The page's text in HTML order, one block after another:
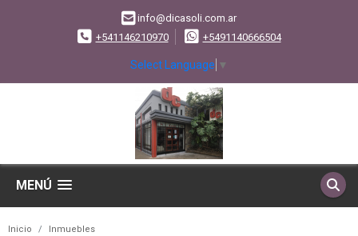
info@dicasoli.com.ar
+541146210970
+5491140666504
Select Language ▼
MENÚ
Inicio Inmuebles